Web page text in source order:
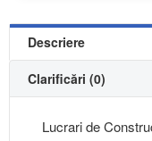
Descriere
Clarificări (0)
Lucrari de